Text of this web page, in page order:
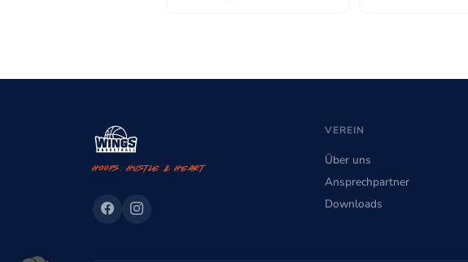
Hoops. Hustle & Heart
VEREIN
Über uns
Ansprechpartner
Downloads